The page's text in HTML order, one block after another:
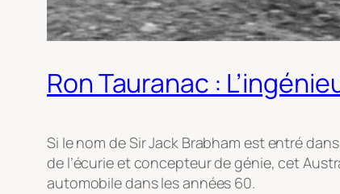
Ron Tauranac :
Si le nom de Sir Jack Brabham est entré
de l’écurie et concepteur de génie, cet
automobile dans les années 60.